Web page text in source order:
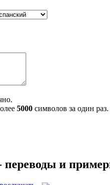
5000 символов за один раз.
и